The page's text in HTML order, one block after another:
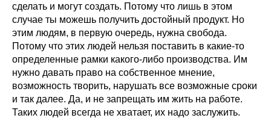
сделать и могут создать. Потому что лишь в этом
случае ты можешь получить достойный продукт. Но
этим людям, в первую очередь, нужна свобода.
Потому что этих людей нельзя поставить в какие-то
определенные рамки какого-либо производства. Им
нужно давать право на собственное мнение,
возможность творить, нарушать все возможные сроки
и так далее. Да, и не запрещать им жить на работе.
Таких людей всегда не хватает, их надо заслужить.